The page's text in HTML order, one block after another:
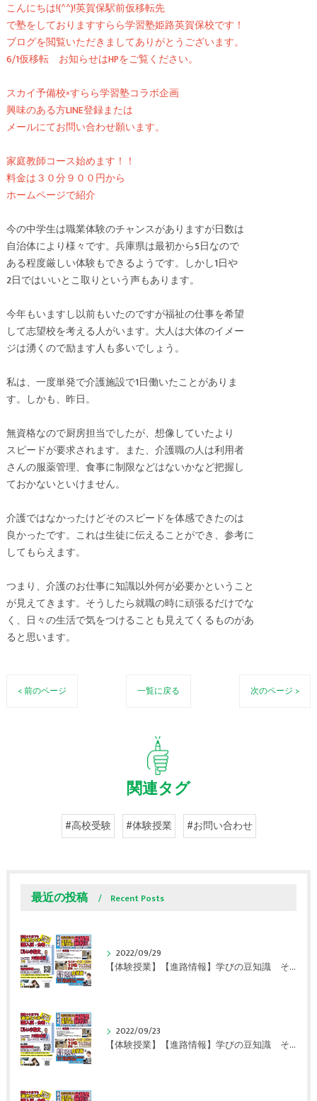
こんにちは!(^^)!英賀保駅前仮移転先
で塾をしておりますすらら学習塾姫路英賀保校です！
ブログを閲覧いただきましてありがとうございます。
6/1仮移転 お知らせはHPをご覧ください。
スカイ予備校×すらら学習塾コラボ企画
興味のある方LINE登録または
メールにてお問い合わせ願います。
家庭教師コース始めます！！
料金は３０分９００円から
ホームページで紹介
今の中学生は職業体験のチャンスがありますが日数は
自治体により様々です。兵庫県は最初から5日なので
ある程度厳しい体験もできるようです。しかし1日や
2日ではいいとこ取りという声もあります。
今年もいますし以前もいたのですが福祉の仕事を希望
して志望校を考える人がいます。大人は大体のイメー
ジは湧くので励ます人も多いでしょう。
私は、一度単発で介護施設で1日働いたことがありま
す。しかも、昨日。
無資格なので厨房担当でしたが、想像していたより
スピードが要求されます。また、介護職の人は利用者
さんの服薬管理、食事に制限などはないかなど把握し
ておかないといけません。
介護ではなかったけどそのスピードを体感できたのは
良かったです。これは生徒に伝えることができ、参考に
してもらえます。
つまり、介護のお仕事に知識以外何が必要かということ
が見えてきます。そうしたら就職の時に頑張るだけでな
く、日々の生活で気をつけることも見えてくるものがあ
ると思います。
< 前のページ 一覧に戻る 次のページ >
関連タグ
#高校受験 #体験授業 #お問い合わせ
最近の投稿 Recent Posts
2022/09/29
【体験授業】【進路情報】学びの豆知識 その108 やはり、これに帰ってくる？｜英賀保駅前のすらら学習塾姫路英賀保校
2022/09/23
【体験授業】【進路情報】学びの豆知識 その107 実力テストや模試が苦手な人は｜英賀保駅前のすらら学習塾姫路英賀保校